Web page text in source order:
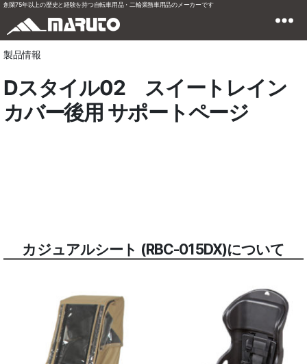
創業75年以上の歴史と経験を持つ自転車用品・二輪業務車用品のメーカーです
製品情報
Dスタイル02 スイートレイン
カバー後用 サポートページ
カジュアルシート (RBC-015DX)について